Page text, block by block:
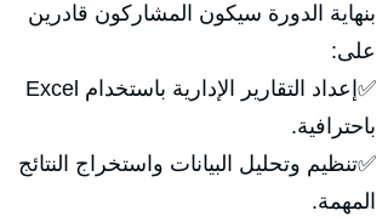
بنهاية الدورة سيكون المشاركون قادرين
على:
✅إعداد التقارير الإدارية باستخدام Excel
باحترافية.
✅تنظيم وتحليل البيانات واستخراج النتائج
المهمة.